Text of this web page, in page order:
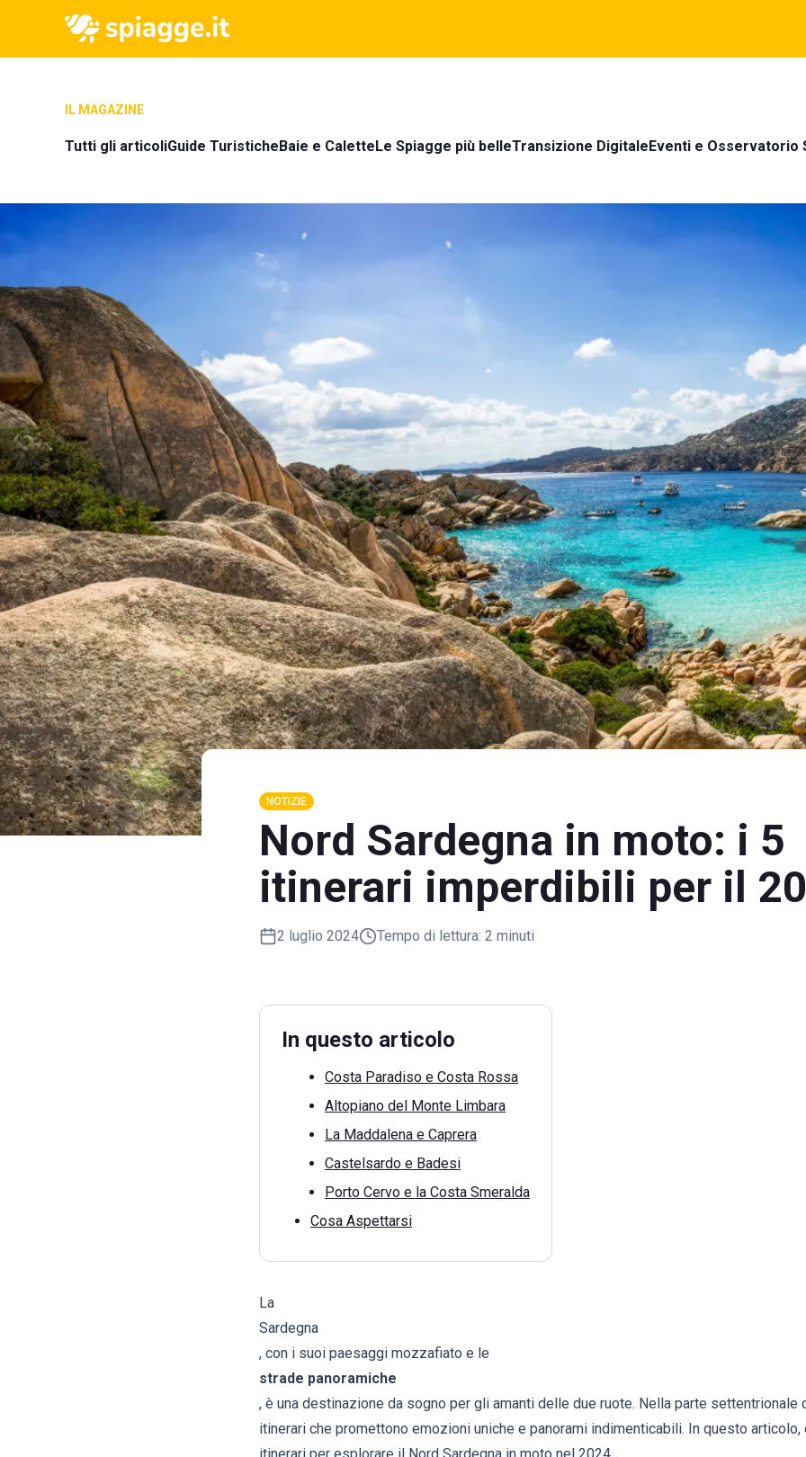
IL MAGAZINE
Tutti gli articoliGuide TuristicheBaie e CaletteLe Spiagge più belleTransizione DigitaleEventi e Osservatorio
NOTIZIE
Nord Sardegna in moto: i 5
itinerari imperdibili per il
2 luglio 2024 Tempo di lettura: 2 minuti
In questo articolo
Costa Paradiso e Costa Rossa
Altopiano del Monte Limbara
La Maddalena e Caprera
Castelsardo e Badesi
Porto Cervo e la Costa Smeralda
Cosa Aspettarsi
La
Sardegna
, con i suoi paesaggi mozzafiato e le
strade panoramiche
, è una destinazione da sogno per gli amanti delle due ruote. Nella parte settentrionale
itinerari che promettono emozioni uniche e panorami indimenticabili. In questo